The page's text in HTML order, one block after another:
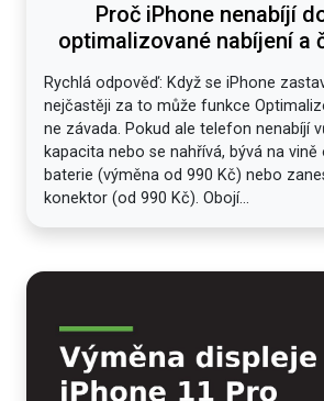
Proč iPhone nenabíjí
optimalizované nabíjení a
Rychlá odpověď: Když se iPhone
nejčastěji za to může funkce
ne závada. Pokud ale telefon nenabíjí
kapacita nebo se nahřívá, bývá na
baterie (výměna od 990 Kč) nebo
konektor (od 990 Kč). Obojí...